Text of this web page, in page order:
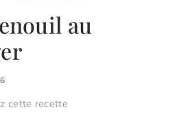
au
cette recette